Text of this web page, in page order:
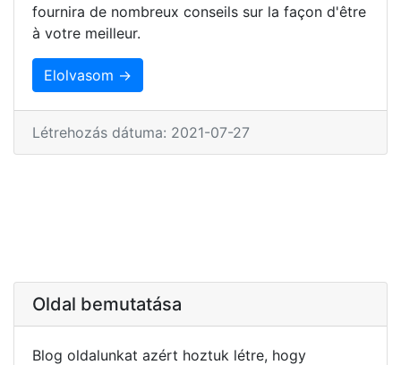
fournira de nombreux conseils sur la façon d'être
à votre meilleur.
Elolvasom →
Létrehozás dátuma: 2021-07-27
Oldal bemutatása
Blog oldalunkat azért hoztuk létre, hogy